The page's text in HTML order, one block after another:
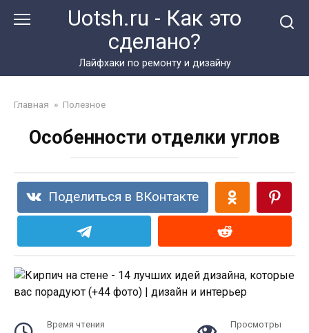
Uotsh.ru - Как это
сделано?
Лайфхаки по ремонту и дизайну
Главная » Полезное
Особенности отделки углов
Поделиться в ВКонтакте
Время чтения Просмотры